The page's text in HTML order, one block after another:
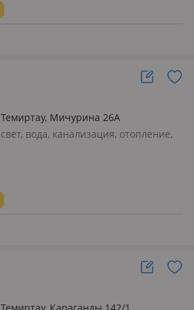
Рядом оживлённая трасса, удобный
подъезд для фур и большегрузов…
Темиртау, Мичурина 26А
свет, вода, канализация, отопление,
от промышленной зоны и завода.
Площадь земельного участка…